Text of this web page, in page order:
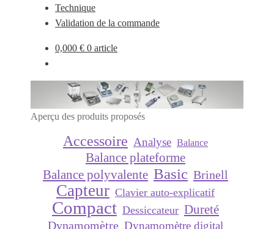
Technique
Validation de la commande
0,000 € 0 article
Aperçu des produits proposés
Accessoire Analyse Balance
Balance plateforme
Balance polyvalente Basic Brinell
Capteur Clavier auto-explicatif
Compact Dessiccateur Dureté
Dynamomètre Dynamomètre digital